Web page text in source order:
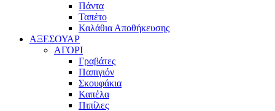
Πάντα
Ταπέτο
Καλάθια Αποθήκευσης
ΑΞΕΣΟΥΑΡ
ΑΓΟΡΙ
Γραβάτες
Παπιγιόν
Σκουφάκια
Καπέλα
Πιπίλες